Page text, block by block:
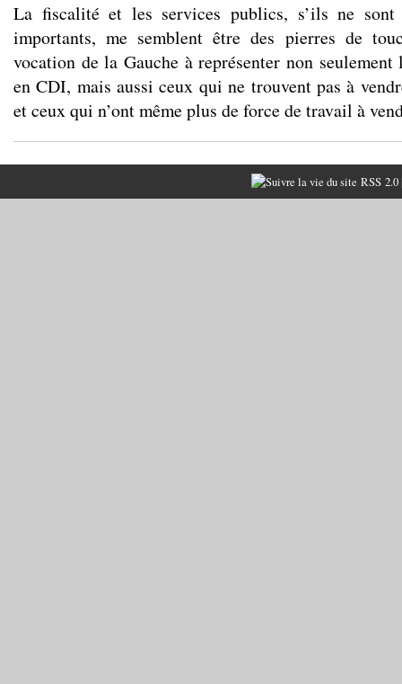
La fiscalité et les services publics, s’ils ne sont
importants, me semblent être des pierres de
vocation de la Gauche à représenter non
en CDI, mais aussi ceux qui ne trouvent pas à
et ceux qui n’ont même plus de force de travail à
RSS 2.0